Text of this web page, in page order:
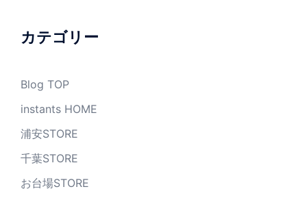
ブ
カテゴリー
Blog TOP
instants HOME
浦安STORE
千葉STORE
お台場STORE